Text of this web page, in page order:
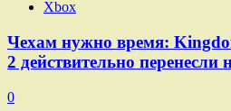
Xbox
Чехам нужно время:
2 действительно перенесли
0